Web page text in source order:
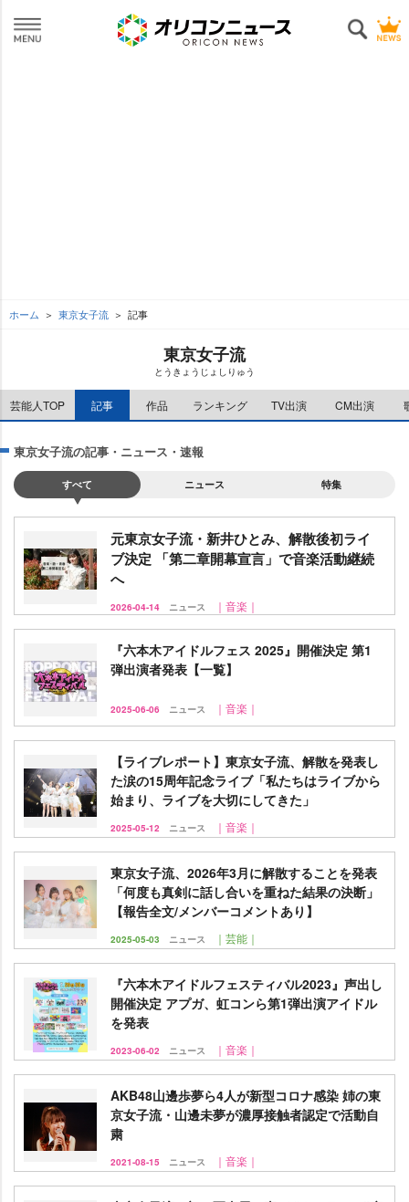
ホーム 東京女子流 記事
東京女子流
とうきょうじょしりゅう
芸能人TOP 記事 作品 ランキング TV出演 CM出演
東京女子流の記事・ニュース・速報
すべて ニュース 特集
元東京女子流・新井ひとみ、解散後初ライ
ブ決定 「第二章開幕宣言」で音楽活動継続
へ
2026-04-14 ニュース ｜音楽｜
『六本木アイドルフェス 2025』開催決定 第1
弾出演者発表【一覧】
2025-06-06 ニュース ｜音楽｜
【ライブレポート】東京女子流、解散を発表し
た涙の15周年記念ライブ「私たちはライブから
始まり、ライブを大切にしてきた」
2025-05-12 ニュース ｜音楽｜
東京女子流、2026年3月に解散することを発表
「何度も真剣に話し合いを重ねた結果の決断」
【報告全文/メンバーコメントあり】
2025-05-03 ニュース ｜芸能｜
『六本木アイドルフェスティバル2023』声出し
開催決定 アプガ、虹コンら第1弾出演アイドル
を発表
2023-06-02 ニュース ｜音楽｜
AKB48山邊歩夢ら4人が新型コロナ感染 姉の東
京女子流・山邊未夢が濃厚接触者認定で活動自
粛
2021-08-15 ニュース ｜音楽｜